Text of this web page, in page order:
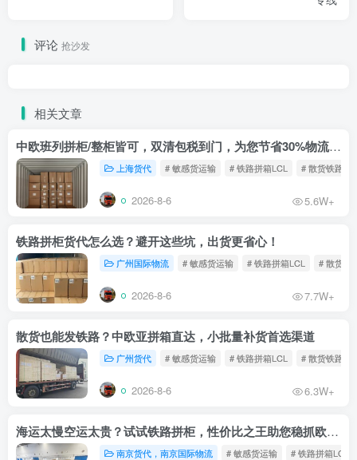
评论 抢沙发
相关文章
中欧班列拼柜/整柜皆可，双清包税到门，为您节省30%物流成本！
上海货代 # 敏感货运输 # 铁路拼箱LCL # 散货铁路
2026-8-6 5.6W+
铁路拼柜货代怎么选？避开这些坑，出货更省心！
广州国际物流 # 敏感货运输 # 铁路拼箱LCL # 散货铁
2026-8-6 7.7W+
散货也能发铁路？中欧亚拼箱直达，小批量补货首选渠道
广州货代 # 敏感货运输 # 铁路拼箱LCL # 散货铁路
2026-8-6 6.3W+
海运太慢空运太贵？试试铁路拼柜，性价比之王助您稳抓欧洲市场
南京货代，南京国际物流 # 敏感货运输 # 铁路拼箱LCL